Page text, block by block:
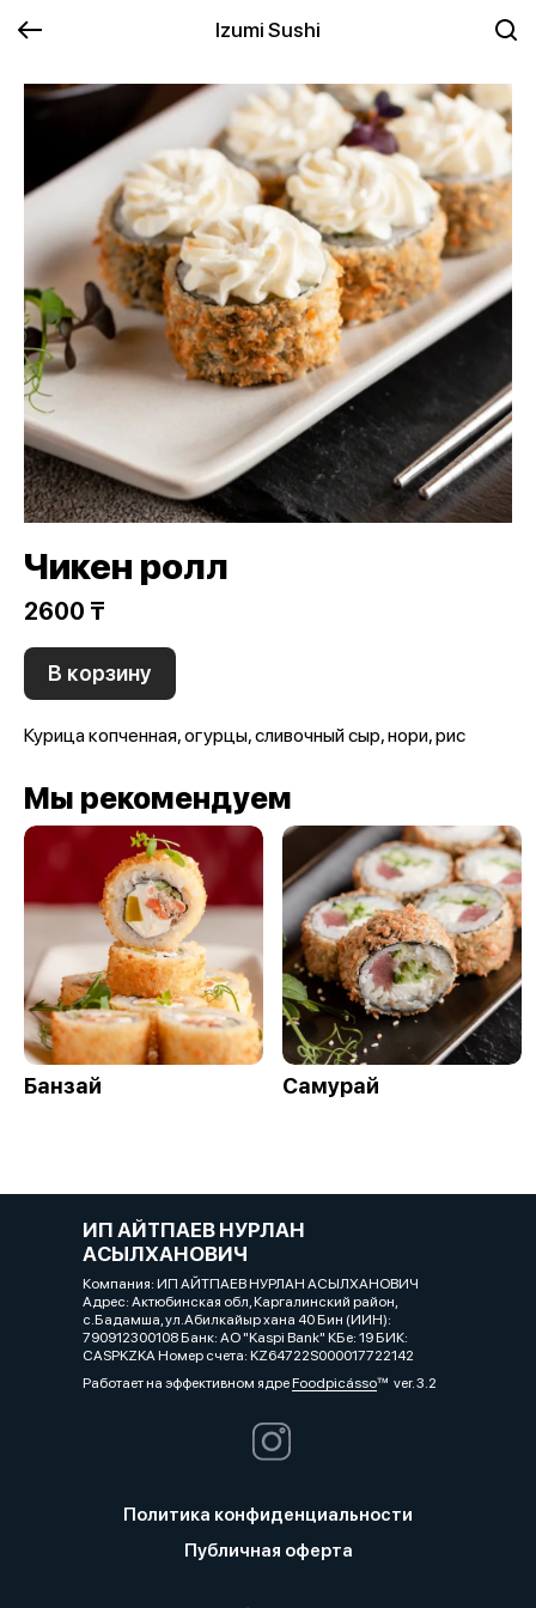
Izumi Sushi
Чикен ролл
2600 ₸
В корзину
Курица копченная, огурцы, сливочный сыр, нори, рис
Мы рекомендуем
Банзай Самурай
ИП АЙТПАЕВ НУРЛАН
АСЫЛХАНОВИЧ
Компания: ИП АЙТПАЕВ НУРЛАН АСЫЛХАНОВИЧ
Адрес: Актюбинская обл, Каргалинский район,
с.Бадамша, ул.Абилкайыр хана 40 Бин (ИИН):
790912300108 Банк: АО "Kaspi Bank" КБе: 19 БИК:
CASPKZKA Номер счета: KZ64722S000017722142
Работает на эффективном ядреFoodpicássover. 3.2
Политика конфиденциальности
Публичная оферта